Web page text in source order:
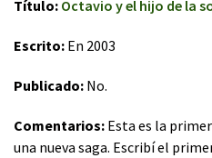
Título: Octavio y el hijo de la
Escrito: En 2003
Publicado: No.
Comentarios: Esta es la
una nueva saga. Escribí el